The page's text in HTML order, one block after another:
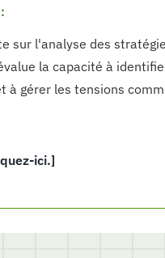
sur l'analyse des
la capacité à
à gérer les tensions
ici.]